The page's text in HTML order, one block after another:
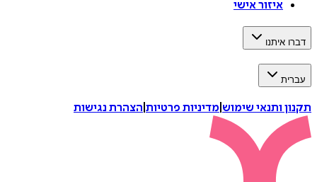
איזור אישי
דברו איתנו
עברית
תקנון ותנאי שימוש מדיניות פרטיות הצהרת נגישות